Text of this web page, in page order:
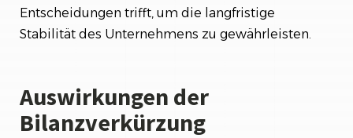
Entscheidungen trifft, um die langfristige
Stabilität des Unternehmens zu gewährleisten.
Auswirkungen der
Bilanzverkürzung